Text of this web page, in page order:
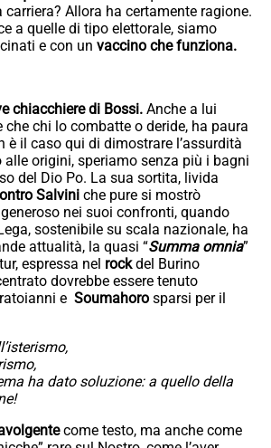
Allora ha certamente ragione.
a quelle di tipo elettorale, siamo
e con un vaccino che funziona.
chiacchiere di Bossi. Anche a lui
che chi lo combatte o deride, ha paura
è il caso qui di dimostrare l’assurdità
origini, speriamo senza più i bagni
del Dio Po. La sua sortita, livida
Salvini che pure si mostrò
nei suoi confronti, quando
sostenibile su scala nazionale, ha
attualità, la quasi “Summa omnia”
espressa nel rockdel Burino
dovrebbe essere tenuto
e Soumahoro sparsi per il
ha dato soluzione: a quello della
come testo, ma anche come